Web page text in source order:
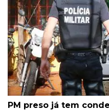
PM preso já tem